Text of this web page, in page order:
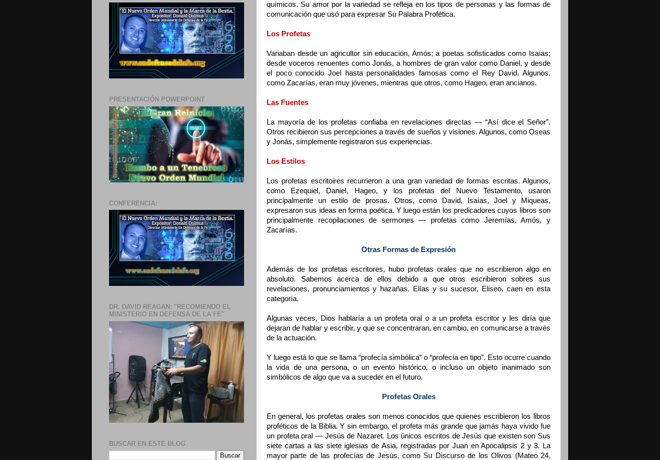
químicos. Su amor por la variedad se refleja en los tipos de personas y las formas de
comunicación que usó para expresar Su Palabra Profética.
Los Profetas
Variaban desde un agricultor sin educación, Amós; a poetas sofisticados como Isaías;
desde voceros renuentes como Jonás, a hombres de gran valor como Daniel, y desde
el poco conocido Joel hasta personalidades famosas como el Rey David. Algunos,
como Zacarías, eran muy jóvenes, mientras que otros, como Hageo, eran ancianos.
Las Fuentes
La mayoría de los profetas confiaba en revelaciones directas — “Así dice el Señor”.
Otros recibieron sus percepciones a través de sueños y visiones. Algunos, como Oseas
y Jonás, simplemente registraron sus experiencias.
Los Estilos
Los profetas escritoires recurrieron a una gran variedad de formas escritas. Algunos,
como Ezequiel, Daniel, Hageo, y los profetas del Nuevo Testamento, usaron
principalmente un estilo de prosas. Otros, como David, Isaías, Joel y Miqueas,
expresaron sus ideas en forma poética. Y luego están los predicadores cuyos libros son
principalmente recopilaciones de sermones — profetas como Jeremías, Amós, y
Zacarías.
Otras Formas de Expresión
Además de los profetas escritores, hubo profetas orales que no escribieron algo en
absoluto. Sabemos acerca de ellos debido a que otros escribieron sobres sus
revelaciones, pronunciamientos y hazañas. Elías y su sucesor, Eliseo, caen en esta
categoría.
Algunas veces, Dios hablaría a un profeta oral o a un profeta escritor y les diría que
dejaran de hablar y escribir, y que se concentraran, en cambio, en comunicarse a través
de la actuación.
Y luego está lo que se llama “profecía simbólica” o “profecía en tipo”. Esto ocurre cuando
la vida de una persona, o un evento histórico, o incluso un objeto inanimado son
simbólicos de algo que va a suceder en el futuro.
Profetas Orales
En general, los profetas orales son menos conocidos que quienes escribieron los libros
proféticos de la Biblia. Y sin embargo, el profeta más grande que jamás haya vivido fue
un profeta oral — Jesús de Nazaret. Los únicos escritos de Jesús que existen son Sus
siete cartas a las siete iglesias de Asia, registradas por Juan en Apocalipsis 2 y 3. La
mayor parte de las profecías de Jesús, como Su Discurso de los Olivos (Mateo 24,
PRESENTACIÓN POWERPOINT
CONFERENCIA:
DR. DAVID REAGAN: "RECOMIENDO EL
MINISTERIO EN DEFENSA DE LA FE"
BUSCAR EN ESTE BLOG